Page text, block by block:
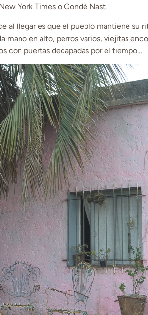
York Times o Condé Nast.
al llegar es que el pueblo mantiene su
mano en alto, perros varios, viejitas
con puertas decapadas por el tiempo…